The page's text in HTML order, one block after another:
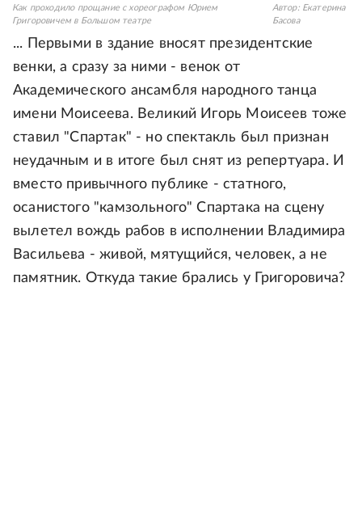
Как проходило прощание с хореографом Юрием
Григоровичем в Большом театре
Автор: Екатерина
Басова
... Первыми в здание вносят президентские
венки, а сразу за ними - венок от
Академического ансамбля народного танца
имени Моисеева. Великий Игорь Моисеев тоже
ставил "Спартак" - но спектакль был признан
неудачным и в итоге был снят из репертуара. И
вместо привычного публике - статного,
осанистого "камзольного" Спартака на сцену
вылетел вождь рабов в исполнении Владимира
Васильева - живой, мятущийся, человек, а не
памятник. Откуда такие брались у Григоровича?